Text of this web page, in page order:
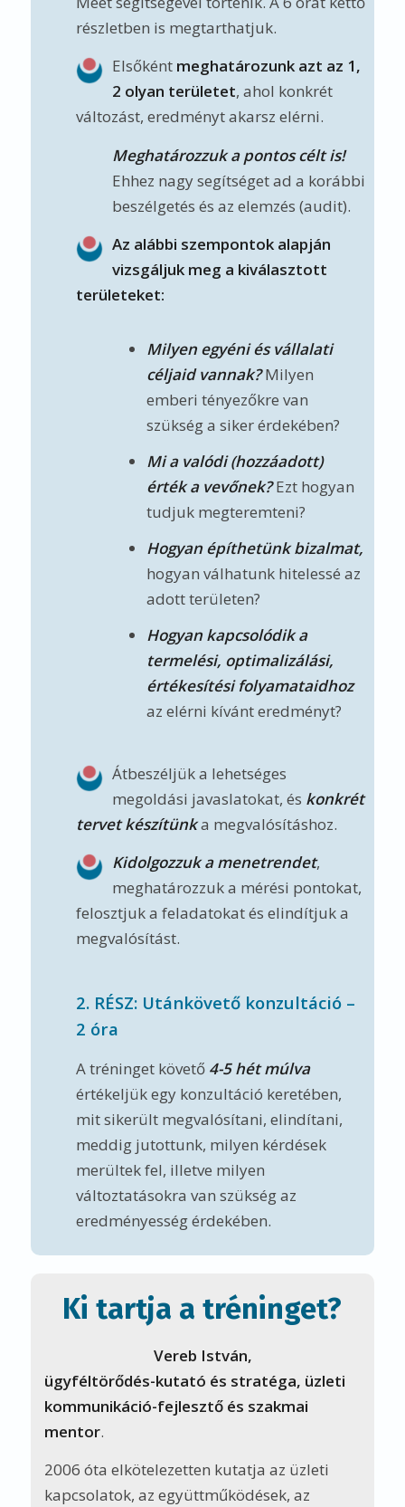
részletben is megtarthatjuk.
Elsőként meghatározunk azt az 1,
2 olyan területet, ahol konkrét
változást, eredményt akarsz elérni.
Meghatározzuk a pontos célt is!
Ehhez nagy segítséget ad a korábbi
beszélgetés és az elemzés (audit).
Az alábbi szempontok alapján
vizsgáljuk meg a kiválasztott
területeket:
Milyen egyéni és vállalati
céljaid vannak?Milyen
emberi tényezőkre van
szükség a siker érdekében?
Mi a valódi (hozzáadott)
érték a vevőnek?Ezt hogyan
tudjuk megteremteni?
Hogyan építhetünk bizalmat,
hogyan válhatunk hitelessé az
adott területen?
Hogyan kapcsolódik a
termelési, optimalizálási,
értékesítési folyamataidhoz
az elérni kívánt eredményt?
Átbeszéljük a lehetséges
megoldási javaslatokat, és konkrét
tervet készítünka megvalósításhoz.
Kidolgozzuk a menetrendet,
meghatározzuk a mérési pontokat,
felosztjuk a feladatokat és elindítjuk a
megvalósítást.
2. RÉSZ: Utánkövető konzultáció –
2 óra
A tréninget követő 4-5 hét múlva
értékeljük egy konzultáció keretében,
mit sikerült megvalósítani, elindítani,
meddig jutottunk, milyen kérdések
merültek fel, illetve milyen
változtatásokra van szükség az
eredményesség érdekében.
Ki tartja a tréninget?
Vereb István,
ügyféltörődés-kutató és stratéga, üzleti
kommunikáció-fejlesztő és szakmai
mentor.
2006 óta elkötelezetten kutatja az üzleti
kapcsolatok, az együttműködések, az